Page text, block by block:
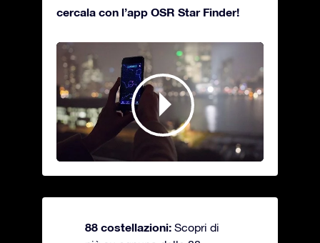
cercala con l’app OSR Star Finder!
88 costellazioni: Scopri di